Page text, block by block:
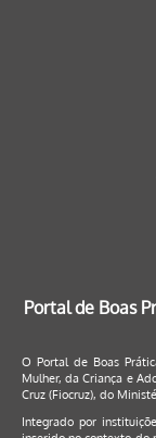
Portal de Boas
O Portal de Boas
Mulher, da Criança e
Cruz (Fiocruz), do
Integrado por